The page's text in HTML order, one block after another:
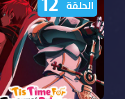
الحلقة